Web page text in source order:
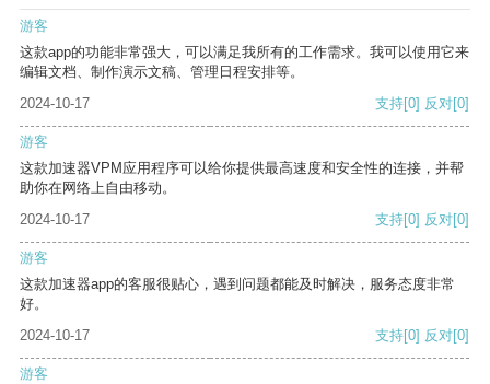
游客
这款app的功能非常强大，可以满足我所有的工作需求。我可以使用它来
编辑文档、制作演示文稿、管理日程安排等。
2024-10-17
支持[0] 反对[0]
游客
这款加速器VPM应用程序可以给你提供最高速度和安全性的连接，并帮
助你在网络上自由移动。
2024-10-17
支持[0] 反对[0]
游客
这款加速器app的客服很贴心，遇到问题都能及时解决，服务态度非常
好。
2024-10-17
支持[0] 反对[0]
游客